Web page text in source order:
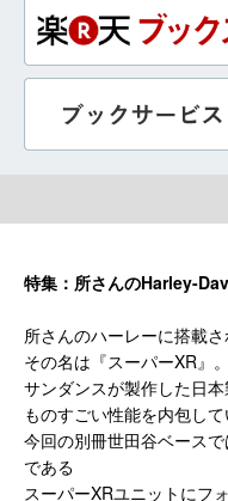
特集：所さんのHarley-
所さんのハーレーに搭載
その名は『スーパーXR』。
サンダンスが製作した日本
ものすごい性能を内包し
今回の別冊世田谷ベース
である
スーパーXRユニットにフ